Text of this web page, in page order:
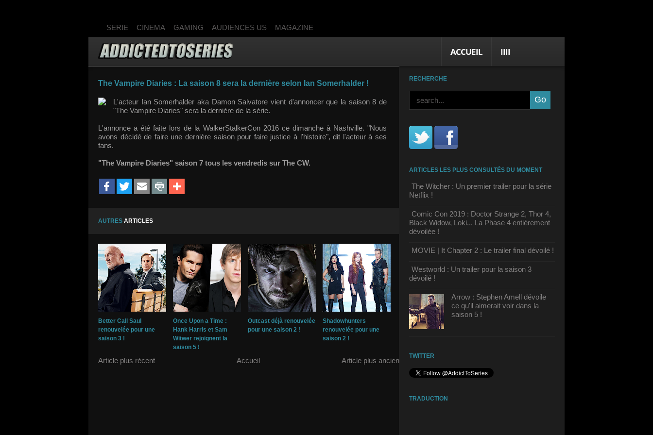
SERIE CINEMA GAMING AUDIENCES US MAGAZINE
ACCUEIL IIII
The Vampire Diaries : La saison 8 sera la dernière selon Ian Somerhalder !
L'acteur Ian Somerhalder aka Damon Salvatore vient d'annoncer que la saison 8 de
"The Vampire Diaries" sera la dernière de la série.
L'annonce a été faite lors de la WalkerStalkerCon 2016 ce dimanche à Nashville. "Nous
avons décidé de faire une dernière saison pour faire justice à l'histoire", dit l'acteur à ses
fans.
"The Vampire Diaries" saison 7 tous les vendredis sur The CW.
AUTRES ARTICLES
Better Call Saul
renouvelée pour une
saison 3 !
Once Upon a Time :
Hank Harris et Sam
Witwer rejoignent la
saison 5 !
Outcast déjà renouvelée
pour une saison 2 !
Shadowhunters
renouvelée pour une
saison 2 !
Article plus récent Accueil Article plus ancien
RECHERCHE
ARTICLES LES PLUS CONSULTÉS DU MOMENT
The Witcher : Un premier trailer pour la série
Netflix !
Comic Con 2019 : Doctor Strange 2, Thor 4,
Black Widow, Loki... La Phase 4 entièrement
dévoilée !
MOVIE | It Chapter 2 : Le trailer final dévoilé !
Westworld : Un trailer pour la saison 3
dévoilé !
Arrow : Stephen Amell dévoile
ce qu'il aimerait voir dans la
saison 5 !
TWITTER
TRADUCTION